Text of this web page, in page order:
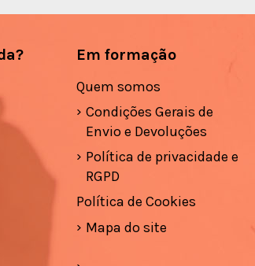
Em formação
Quem somos
Condições Gerais de
Envio e Devoluções
Política de privacidade e
RGPD
Política de Cookies
Mapa do site